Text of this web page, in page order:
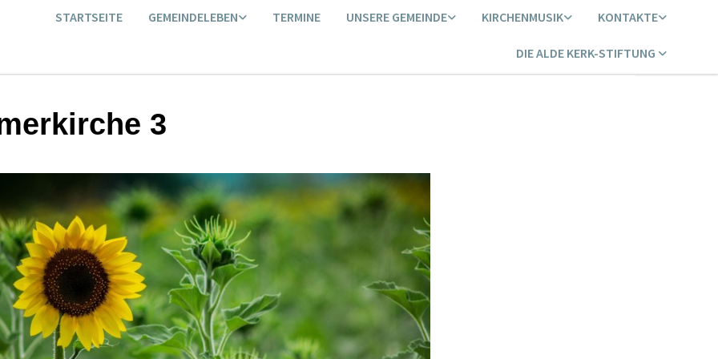
STARTSEITE GEMEINDELEBEN TERMINE UNSERE GEMEINDE KIRCHENMUSIK KONTAKTE
DIE ALDE KERK-STIFTUNG
3